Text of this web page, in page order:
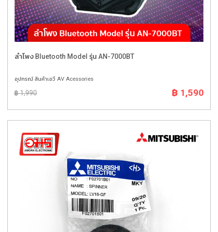
ลำโพง Bluetooth Model รุ่น AN-7000BT
อุปกรณ์ สินค้าเอวี AV Acessories
฿ 1,990 ฿ 1,590